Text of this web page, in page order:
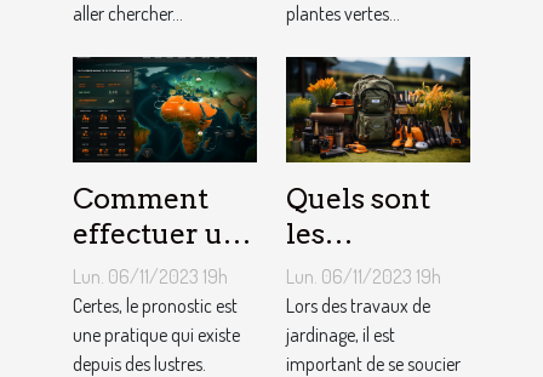
aller chercher...
plantes vertes...
Comment
effectuer un
pronostic en
ligne ?
Lun. 06/11/2023 19h
Certes, le pronostic est
une pratique qui existe
depuis des lustres.
Quels sont
les
équipements
pour le
jardinage ?
Lun. 06/11/2023 19h
Lors des travaux de
jardinage, il est
important de se soucier